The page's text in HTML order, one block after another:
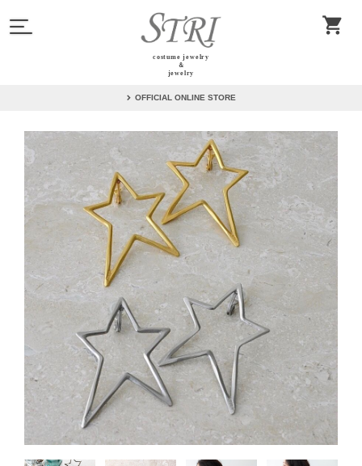
costume jewelry
＆
jewelry
OFFICIAL ONLINE STORE